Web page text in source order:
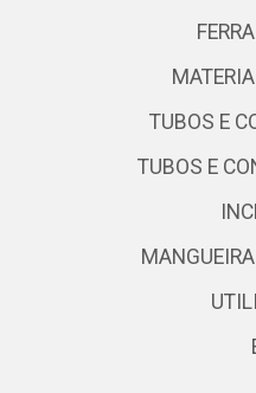
TUBOS E
TUBOS E